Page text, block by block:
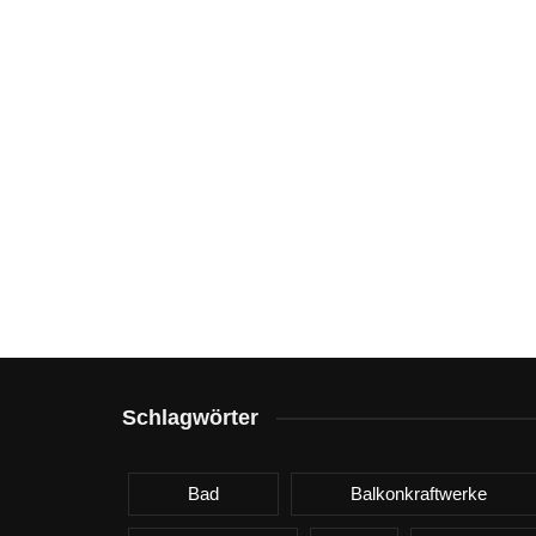
Schlagwörter
Bad Balkonkraftwerke